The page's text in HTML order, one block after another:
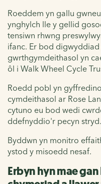
Roeddem yn gallu
ynghylch lle y gellid
tensiwn rhwng
ifanc. Er bod
gwrthgymdeithasol yn
ôl i Walk Wheel Cycle
Roedd pobl yn
cymdeithasol ar Rose
cytuno eu bod wedi
ddefnyddio'r pecyn stryd.
Byddwn yn monitro
ystod y misoedd nesaf.
Erbyn hyn mae